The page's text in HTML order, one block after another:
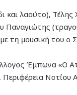
και λαούτο),
Παναγιώτης
τη μουσική του
Έμπωνα «Ο
Νοτίου